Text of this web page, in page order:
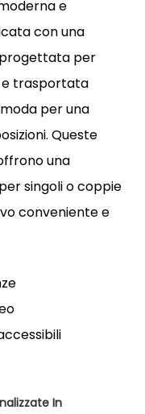
e
con una
per
e trasportata
per una
Queste
una
singoli o coppie
conveniente e
In